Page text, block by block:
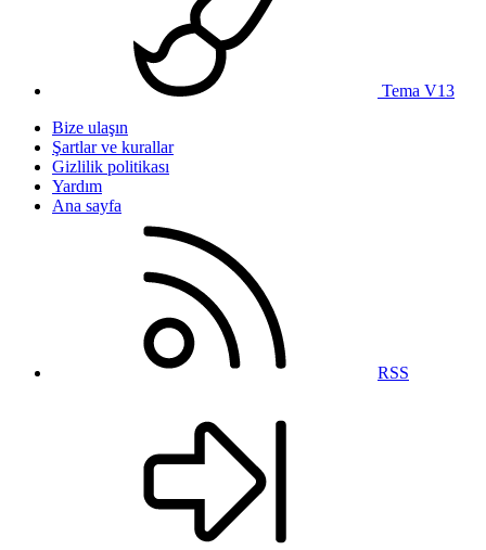
Tema V13
Bize ulaşın
Şartlar ve kurallar
Gizlilik politikası
Yardım
Ana sayfa
RSS